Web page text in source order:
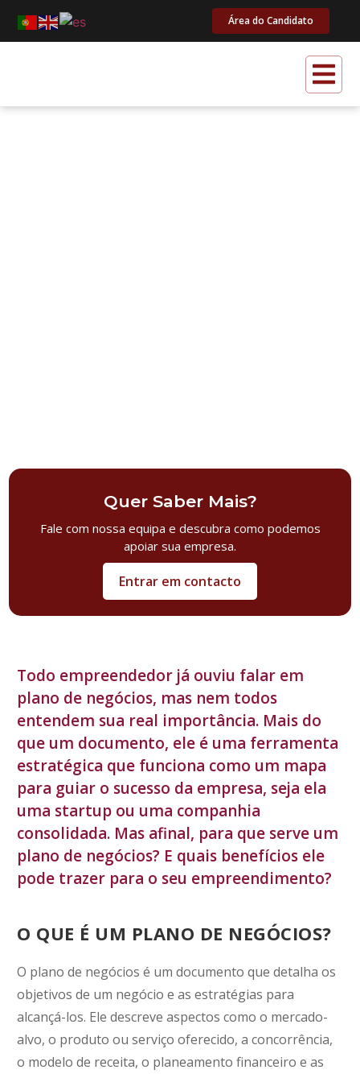
Área do Candidato
Quer Saber Mais?
Fale com nossa equipa e descubra como podemos
apoiar sua empresa.
Entrar em contacto
Todo empreendedor já ouviu falar em
plano de negócios, mas nem todos
entendem sua real importância. Mais do
que um documento, ele é uma ferramenta
estratégica que funciona como um mapa
para guiar o sucesso da empresa, seja ela
uma startup ou uma companhia
consolidada. Mas afinal, para que serve um
plano de negócios? E quais benefícios ele
pode trazer para o seu empreendimento?
O QUE É UM PLANO DE NEGÓCIOS?
O plano de negócios é um documento que detalha os
objetivos de um negócio e as estratégias para
alcançá-los. Ele descreve aspectos como o mercado-
alvo, o produto ou serviço oferecido, a concorrência,
o modelo de receita, o planeamento financeiro e as